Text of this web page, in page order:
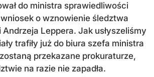
do ministra sprawiedliwości
o wznowienie śledztwa
Leppera. Jak usłyszeliśmy
trafiły już do biura szefa ministra
przekazane prokuraturze,
na razie nie zapadła.